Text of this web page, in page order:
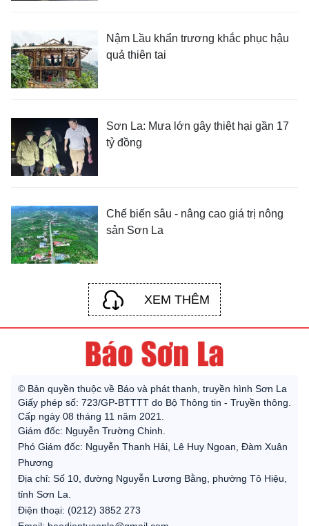
Nậm Lầu khẩn trương khắc phục hậu
quả thiên tai
Sơn La: Mưa lớn gây thiệt hại gần 17
tỷ đồng
Chế biến sâu - nâng cao giá trị nông
sản Sơn La
XEM THÊM
© Bản quyền thuộc về Báo và phát thanh, truyền hình Sơn La
Giấy phép số: 723/GP-BTTTT do Bộ Thông tin - Truyền thông.
Cấp ngày 08 tháng 11 năm 2021.
Giám đốc: Nguyễn Trường Chinh.
Phó Giám đốc: Nguyễn Thanh Hải, Lê Huy Ngoan, Đàm Xuân
Phương
Địa chỉ: Số 10, đường Nguyễn Lương Bằng, phường Tô Hiệu,
tỉnh Sơn La.
Điện thoại: (0212) 3852 273